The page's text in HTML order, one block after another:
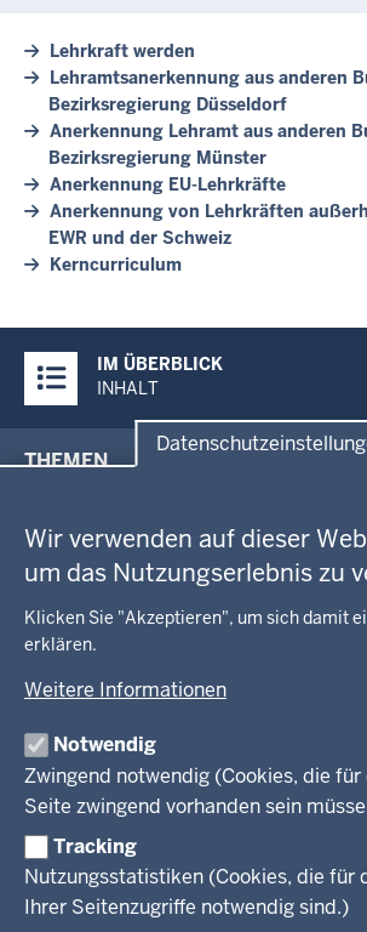
Wir verwenden auf dieser
um das Nutzungserlebnis zu
Klicken Sie "Akzeptieren", um sich damit
erklären.
Weitere Informationen
Notwendig
Zwingend notwendig (Cookies, die
Seite zwingend vorhanden sein
Tracking
Nutzungsstatistiken (Cookies, die für
Ihrer Seitenzugriffe notwendig sind.)
Lehrkraft werden
Lehramtsanerkennung aus anderen
Bezirksregierung Düsseldorf
Anerkennung Lehramt aus anderen
Bezirksregierung Münster
Anerkennung EU-Lehrkräfte
Anerkennung von Lehrkräften
EWR und der Schweiz
Kerncurriculum
Inhalte
IM ÜBERBLICK
INHALT
in
Fußzeile
THEMEN
Gesundheit und Soziales
Kommunales, Planung, Bauen und Verkehr
Schule und Bildung
Wirtschaft und Kultur
GEOBASIS NRW
Ausbildung und Karriere
Geodaten-Anwendungen
Neues
Produkte und Dienste
TIM-online
Webdienste
Amtsblatt
Behördenleitung
Leitbild
Personalvertretung
Regierungsbezirk
Reisekostenstelle
Veranstaltungen
Stellenangebote
Stellenangebote Schule
Praktikum
Referendariate
Bewerbung
Vormerkstelle NRW
PRESSE
Mediathek
Newsletter
Pressekontakt
Pressemitteilungen
Publikationen
VERFAHREN UND
Bekanntmachungen
Legionellen
Luftreinhaltepläne
Facebook
Instagram
LinkedIn